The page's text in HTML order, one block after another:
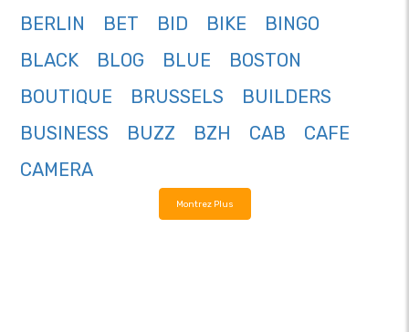
BERLIN
BET BID BIKE
BINGO
BLACK
BLOG BLUE
BOSTON
BOUTIQUE
BRUSSELS
BUILDERS
BUSINESS
BUZZ BZH CAB
CAFE
CAMERA
Montrez Plus